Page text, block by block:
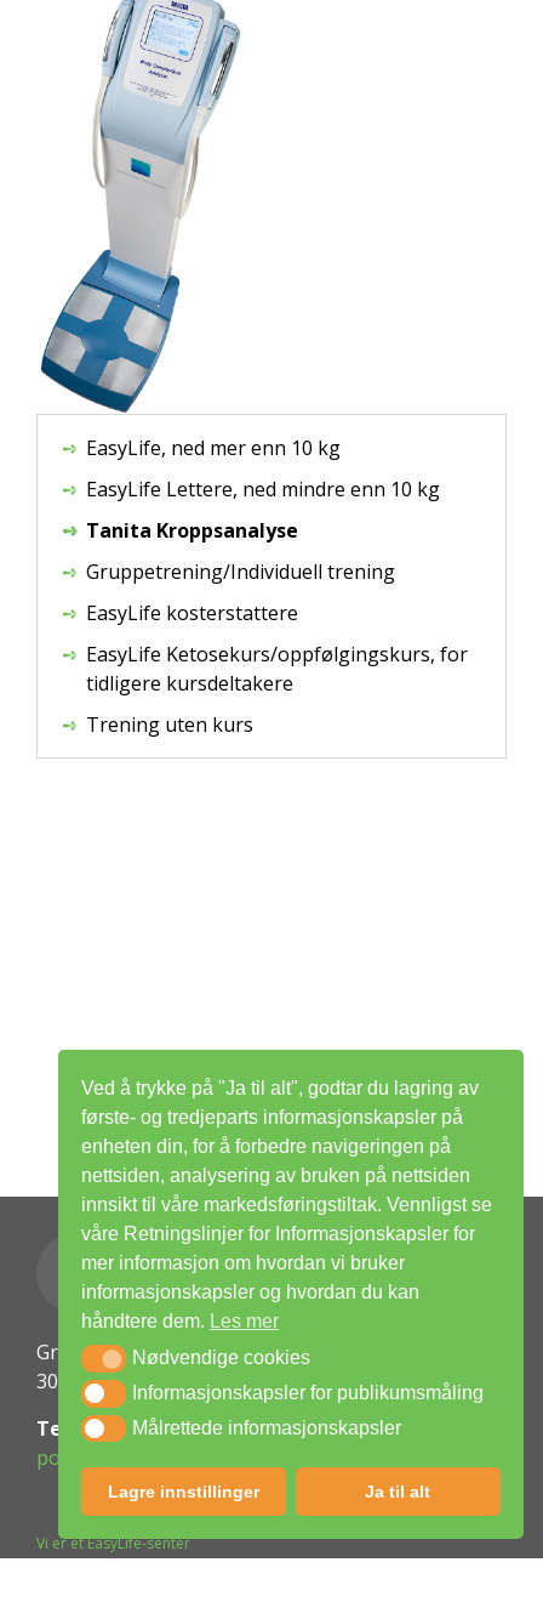
EasyLife, ned mer enn 10 kg
EasyLife Lettere, ned mindre enn 10 kg
Tanita Kroppsanalyse
Gruppetrening/Individuell trening
EasyLife kosterstattere
EasyLife Ketosekurs/oppfølgingskurs, for
tidligere kursdeltakere
Trening uten kurs
Griffenfeldts gate 7
3045 DRAMMEN
Telefon:
32 69 90 09
post@drammen.easylife.no
Vi er et EasyLife-senter
Ved å trykke på "Ja til alt", godtar du lagring av
første- og tredjeparts informasjonskapsler på
enheten din, for å forbedre navigeringen på
nettsiden, analysering av bruken på nettsiden
innsikt til våre markedsføringstiltak. Vennligst se
våre Retningslinjer for Informasjonskapsler for
mer informasjon om hvordan vi bruker
informasjonskapsler og hvordan du kan
håndtere dem. Les mer
Nødvendige cookies
Nødvendige cookies
Informasjonskapsler for publikumsmåling
Informasjonskapsler for publikumsmåling
Målrettede informasjonskapsler
Målrettede informasjonskapsler
Lagre innstillinger Ja til alt